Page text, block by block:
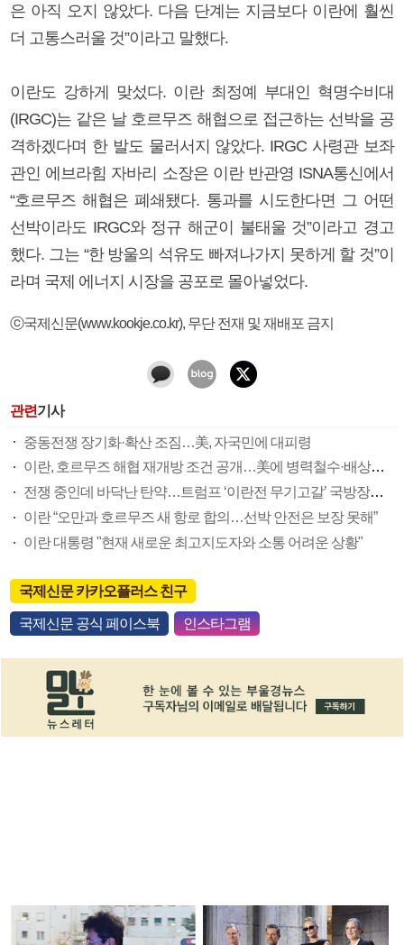
은 아직 오지 않았다. 다음 단계는 지금보다 이란에 훨씬
더 고통스러울 것”이라고 말했다.
이란도 강하게 맞섰다. 이란 최정예 부대인 혁명수비대
(IRGC)는 같은 날 호르무즈 해협으로 접근하는 선박을 공
격하겠다며 한 발도 물러서지 않았다. IRGC 사령관 보좌
관인 에브라힘 자바리 소장은 이란 반관영 ISNA통신에서
“호르무즈 해협은 폐쇄됐다. 통과를 시도한다면 그 어떤
선박이라도 IRGC와 정규 해군이 불태울 것”이라고 경고
했다. 그는 “한 방울의 석유도 빠져나가지 못하게 할 것”이
라며 국제 에너지 시장을 공포로 몰아넣었다.
ⓒ국제신문(www.kookje.co.kr), 무단 전재 및 재배포 금지
관련기사
중동전쟁 장기화·확산 조짐…美, 자국민에 대피령
이란, 호르무즈 해협 재개방 조건 공개…美에 병력철수·배상금 요구
전쟁 중인데 바닥난 탄약…트럼프 ‘이란전 무기고갈’ 국방장관 질책
이란 “오만과 호르무즈 새 항로 합의…선박 안전은 보장 못해”
이란 대통령 "현재 새로운 최고지도자와 소통 어려운 상황"
국제신문 카카오플러스 친구
국제신문 공식 페이스북 인스타그램